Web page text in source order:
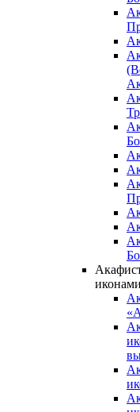
иконами